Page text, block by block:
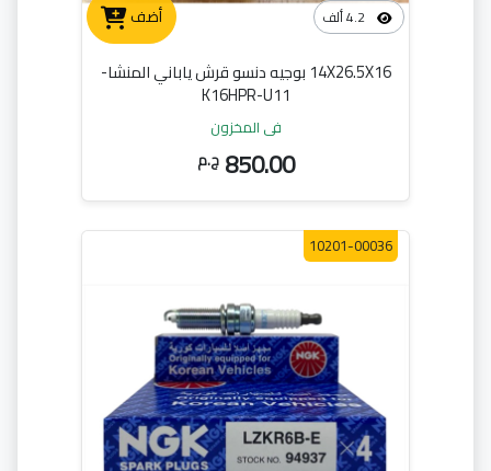
أضف
14X26.5X16 بوجيه دنسو قرش ياباني المنشا-
K16HPR-U11
في المخزون
850.00 ج.م
10201-00036